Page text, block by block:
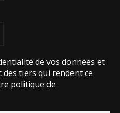
de vos données et
tiers qui rendent ce
politique de